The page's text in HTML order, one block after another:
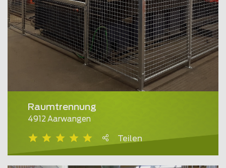
Raumtrennung
4912 Aarwangen
Teilen